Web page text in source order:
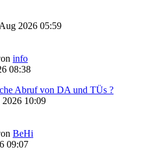
2026 05:59
info
08:38
Abruf von DA und TÜs ?
2026 10:09
BeHi
09:07